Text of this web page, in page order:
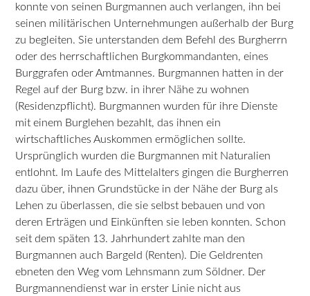
konnte von seinen Burgmannen auch verlangen, ihn bei
seinen militärischen Unternehmungen außerhalb der Burg
zu begleiten. Sie unterstanden dem Befehl des Burgherrn
oder des herrschaftlichen Burgkommandanten, eines
Burggrafen oder Amtmannes. Burgmannen hatten in der
Regel auf der Burg bzw. in ihrer Nähe zu wohnen
(Residenzpflicht). Burgmannen wurden für ihre Dienste
mit einem Burglehen bezahlt, das ihnen ein
wirtschaftliches Auskommen ermöglichen sollte.
Ursprünglich wurden die Burgmannen mit Naturalien
entlohnt. Im Laufe des Mittelalters gingen die Burgherren
dazu über, ihnen Grundstücke in der Nähe der Burg als
Lehen zu überlassen, die sie selbst bebauen und von
deren Erträgen und Einkünften sie leben konnten. Schon
seit dem späten 13. Jahrhundert zahlte man den
Burgmannen auch Bargeld (Renten). Die Geldrenten
ebneten den Weg vom Lehnsmann zum Söldner. Der
Burgmannendienst war in erster Linie nicht aus